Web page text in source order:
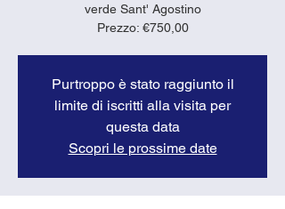
verde Sant' Agostino
Prezzo: €750,00
Purtroppo è stato raggiunto il
limite di iscritti alla visita per
questa data
Scopri le prossime date